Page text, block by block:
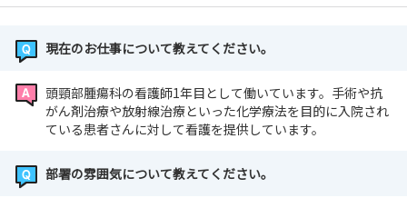
現在のお仕事について教えてください。
頭頸部腫瘍科の看護師1年目として働いています。手術や抗
がん剤治療や放射線治療といった化学療法を目的に入院され
ている患者さんに対して看護を提供しています。
部署の雰囲気について教えてください。